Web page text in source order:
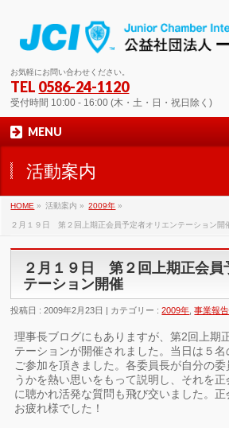
お気軽にお問い合わせください。
TEL 0586-24-1120
受付時間 10:00 - 16:00 (木・土・日・祝日除く)
MENU
活動案内
HOME » 活動案内 » 2009年 »
２月１９日 第２回上期正会員予定者オリエンテーション開
２月１９日 第２回上期正会員
テーション開催
投稿日 : 2009年2月23日 | カテゴリー :2009年 ,事業報告
理事長ブログにもありますが、第2回上期
テーションが開催されました。当日は５
ご参加を頂きました。各委員長が自分の
うかを熱い思いをもって説明し、それを
に聴かれ活発な質問も飛び交いました。
お疲れ様でした！